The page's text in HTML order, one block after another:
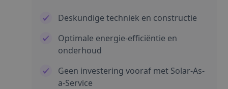
Deskundige techniek en constructie
Optimale energie-efficiëntie en
onderhoud
Geen investering vooraf met Solar-As-
a-Service